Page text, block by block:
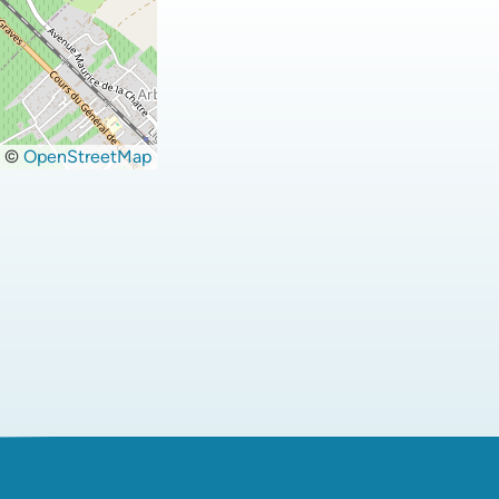
© OpenStreetMap